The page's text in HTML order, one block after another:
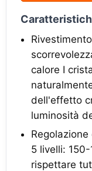
calore I
dell'effetto
luminosità
5 livelli:
rispettare